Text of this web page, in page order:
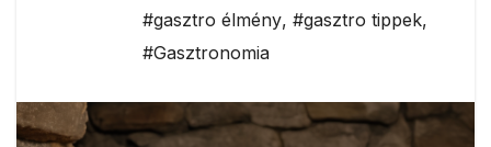
#gasztro élmény, #gasztro tippek,
#Gasztronomia